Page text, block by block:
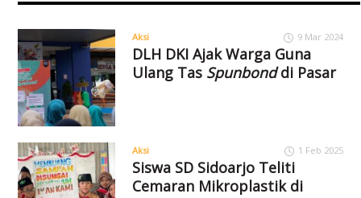
Aksi 9 Mar 2024
DLH DKI Ajak Warga Guna
Ulang Tas Spunbonddi Pasar
Aksi 1 Feb 2025
Siswa SD Sidoarjo Teliti
Cemaran Mikroplastik di